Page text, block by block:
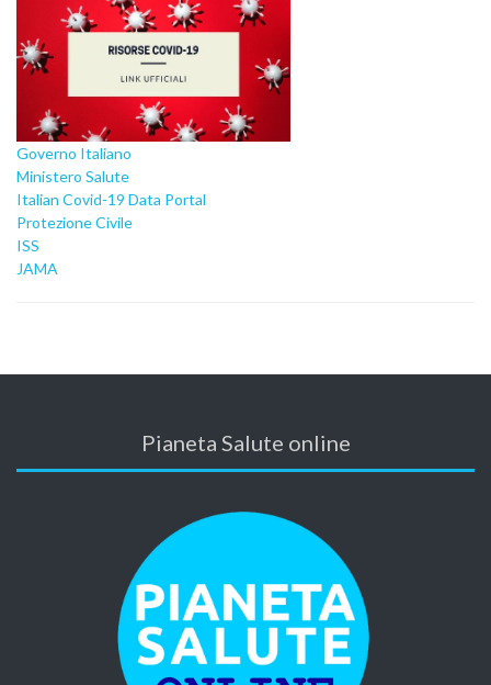
Governo Italiano
Ministero Salute
Italian Covid-19 Data Portal
Protezione Civile
ISS
JAMA
Pianeta Salute online